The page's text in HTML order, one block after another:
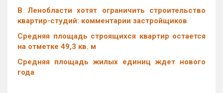
В Ленобласти хотят ограничить строительство
квартир-студий: комментарии застройщиков
Средняя площадь строящихся квартир остается
на отметке 49,3 кв. м
Средняя площадь жилых единиц ждет нового
года